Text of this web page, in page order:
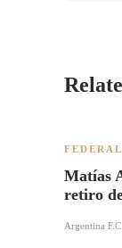
FEDERAL
Matías
retiro
Argentina F.C.